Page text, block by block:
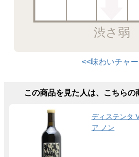
渋さ弱
<<味わいチャ
この商品を見た人は、こちらの
ディステンタ
ア ノン